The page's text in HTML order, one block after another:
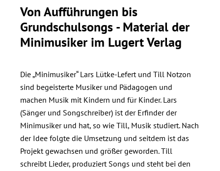
Von Aufführungen bis
Grundschulsongs - Material der
Minimusiker im Lugert Verlag
Die „Minimusiker“ Lars Lütke-Lefert und Till Notzon
sind begeisterte Musiker und Pädagogen und
machen Musik mit Kindern und für Kinder. Lars
(Sänger und Songschreiber) ist der Erfinder der
Minimusiker und hat, so wie Till, Musik studiert. Nach
der Idee folgte die Umsetzung und seitdem ist das
Projekt gewachsen und größer geworden. Till
schreibt Lieder, produziert Songs und steht bei den